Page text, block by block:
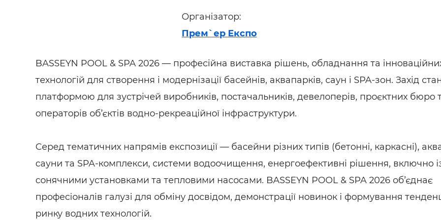
Організатор:
Прем`ер Експо
BASSEYN POOL & SPA 2026 — професійна виставка рішень, обладнання та
технологій для створення і модернізації басейнів, аквапарків, саун і SPA-зон. Захід
платформою для зустрічей виробників, постачальників, девелоперів, проєктних бюро
операторів об’єктів водно-рекреаційної інфраструктури.
Серед тематичних напрямів експозиції — басейни різних типів (бетонні, каркасні),
сауни та SPA-комплекси, системи водоочищення, енергоефективні рішення, включно
сонячними установками та тепловими насосами. BASSEYN POOL & SPA 2026 об’єднає
професіоналів галузі для обміну досвідом, демонстрації новинок і формування
ринку водних технологій.